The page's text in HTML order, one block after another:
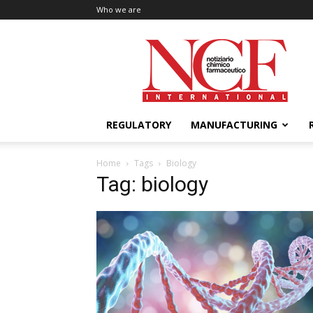
Who we are
NCF
International
REGULATORY MANUFACTURING
Home Tags Biology
Tag: biology